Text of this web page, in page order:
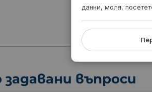
въпроси
данни, моля,